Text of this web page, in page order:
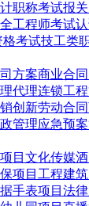
职称考试报
工程师考试
格考试技工类
方案商业合同
代理连锁工
创新劳动合同
管理应急预案
目 文化传媒
项目 工程建筑
手表项目 法